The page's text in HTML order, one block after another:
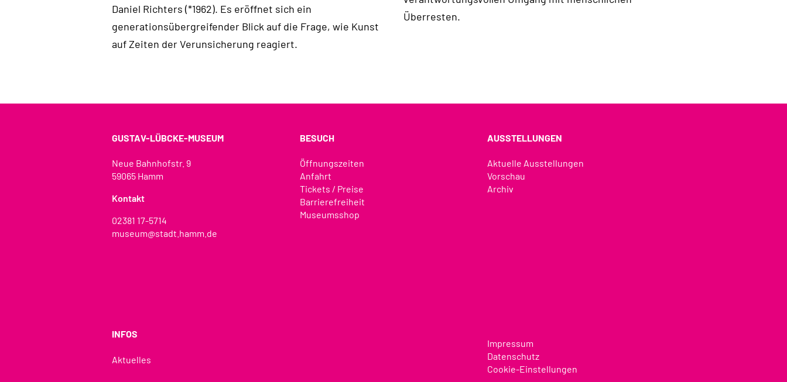
Daniel Richters (*1962). Es eröffnet sich ein
generationsübergreifender Blick auf die Frage, wie Kunst
auf Zeiten der Verunsicherung reagiert.
Überresten.
GUSTAV-LÜBCKE-MUSEUM
Neue Bahnhofstr. 9
59065 Hamm
Kontakt
02381 17-5714
museum@stadt.hamm.de
BESUCH
Öffnungszeiten
Anfahrt
Tickets / Preise
Barrierefreiheit
Museumsshop
AUSSTELLUNGEN
Aktuelle Ausstellungen
Vorschau
Archiv
INFOS
Aktuelles
Impressum
Datenschutz
Cookie-Einstellungen